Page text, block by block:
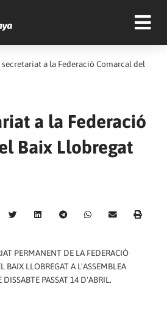
secretariat a la Federació Comarcal del
a la Federació
Baix Llobregat
PERMANENT DE LA FEDERACIÓ
BAIX LLOBREGAT A L'ASSEMBLEA
PASSAT 14 D'ABRIL.